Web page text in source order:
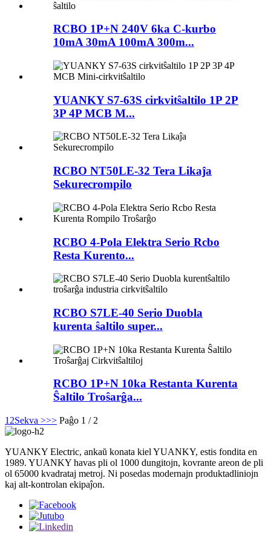
RCBO 1P+N 240V 6ka C-kurbo
10mA 30mA 100mA 300m...
YUANKY S7-63S cirkvitŝaltilo 1P 2P
3P 4P MCB M...
RCBO NT50LE-32 Tera Likaĵa
Sekurecrompilo
RCBO 4-Pola Elektra Serio Rcbo
Resta Kurento...
RCBO S7LE-40 Serio Duobla
kurenta ŝaltilo super...
RCBO 1P+N 10ka Restanta Kurenta
Ŝaltilo Troŝarĝa...
1 2Sekva >>> Paĝo 1 / 2
YUANKY Electric, ankaŭ konata kiel YUANKY, estis fondita en
1989. YUANKY havas pli ol 1000 dungitojn, kovrante areon de pli
ol 65000 kvadrataj metroj. Ni posedas modernajn produktadliniojn
kaj alt-kontrolan ekipaĵon.